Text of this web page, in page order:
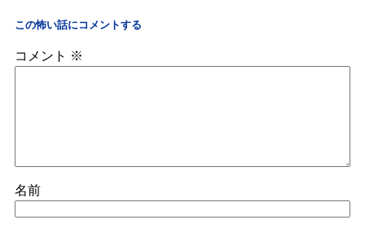
この怖い話にコメントする
コメント ※
名前